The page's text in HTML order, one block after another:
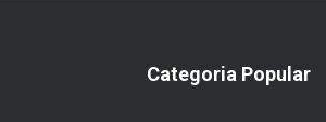
Categoria Popular